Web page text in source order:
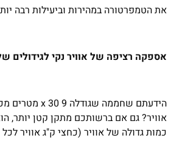
את הטמפרטורה במהירות וביעילות רבה
אספקה רציפה של אוויר נקי לגידולים
אוויר? גם אם ברשותכם מתקן קטן יותר,
כמות גדולה של אוויר (כחצי ק"ג אוויר